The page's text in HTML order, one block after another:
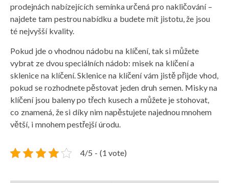
prodejnách nabízejících semínka určená pro nakličování –
najdete tam pestrou nabídku a budete mít jistotu, že jsou
té nejvyšší kvality.
Pokud jde o vhodnou nádobu na klíčení, tak si můžete
vybrat ze dvou speciálních nádob: misek na klíčení a
sklenice na klíčení. Sklenice na klíčení vám jistě přijde vhod,
pokud se rozhodnete pěstovat jeden druh semen. Misky na
klíčení jsou baleny po třech kusech a můžete je stohovat,
co znamená, že si díky nim napěstujete najednou mnohem
větší, i mnohem pestřejší úrodu.
4/5 - (1 vote)